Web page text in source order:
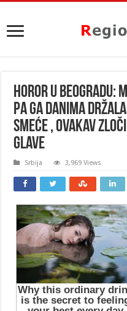
HOROR U
pa ga danima
smeće , ovakav
glave
Srbija 3,969 Views